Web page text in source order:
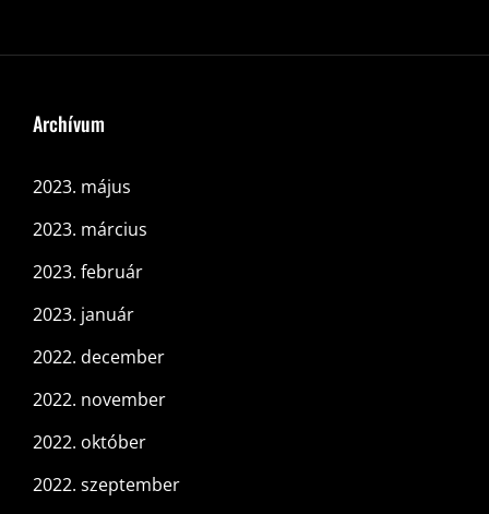
Archívum
2023. május
2023. március
2023. február
2023. január
2022. december
2022. november
2022. október
2022. szeptember